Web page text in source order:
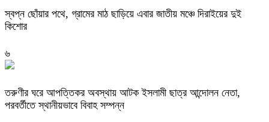
স্বপ্ন ছোঁয়ার পথে, গ্রামের মাঠ ছাড়িয়ে এবার জাতীয় মঞ্চে দিরাইয়ের দুই
কিশোর
৬
তরুণীর ঘরে আপত্তিকর অবস্থায় আটক ইসলামী ছাত্র আন্দোলন নেতা,
পরবর্তীতে স্থানীয়ভাবে বিবাহ সম্পন্ন